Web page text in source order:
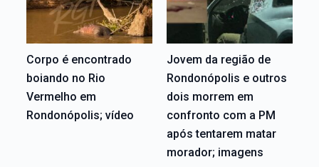
Corpo é encontrado
boiando no Rio
Vermelho em
Rondonópolis; vídeo
Jovem da região de
Rondonópolis e outros
dois morrem em
confronto com a PM
após tentarem matar
morador; imagens